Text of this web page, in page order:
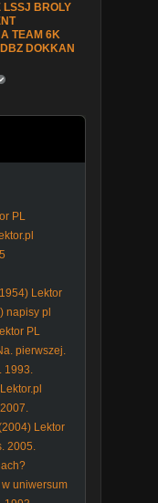
LSSJ BROLY
TEAM 6K
DOKKAN
PL
Lektor
napisy pl
PL
pierwszej.
1993.
Lektor
2005.
w uniwersum